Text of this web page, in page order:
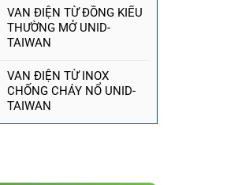
VAN ĐIỆN TỪ ĐỒNG KIỂU
THƯỜNG MỞ UNID-
TAIWAN
VAN ĐIỆN TỪ INOX
CHỐNG CHÁY NỔ UNID-
TAIWAN